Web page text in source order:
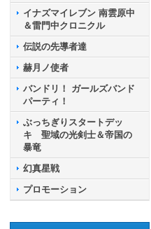
イナズマイレブン 南雲原中
＆雷門中クロニクル
伝説の先導者達
赫月ノ使者
バンドリ！ ガールズバンド
パーティ！
ぶっちぎりスタートデッ
キ 聖域の光剣士＆帝国の
暴竜
幻真星戦
プロモーション